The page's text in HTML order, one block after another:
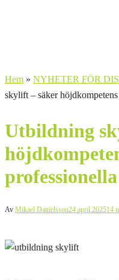
Hem » NYHETER FÖR
skylift – säker
Utbildning
Av Mikael Danielsson24 april 202514